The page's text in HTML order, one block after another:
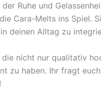
Ruhe und
Cara-Melts ins Spiel.
deinen Alltag zu
nicht nur qualitativ
haben. Ihr fragt